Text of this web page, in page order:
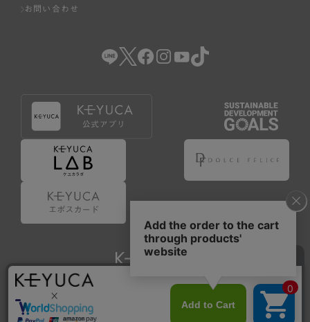
お問い合わせ
Copyright © KAWAJUN Co., Ltd. All Rights Reserved.